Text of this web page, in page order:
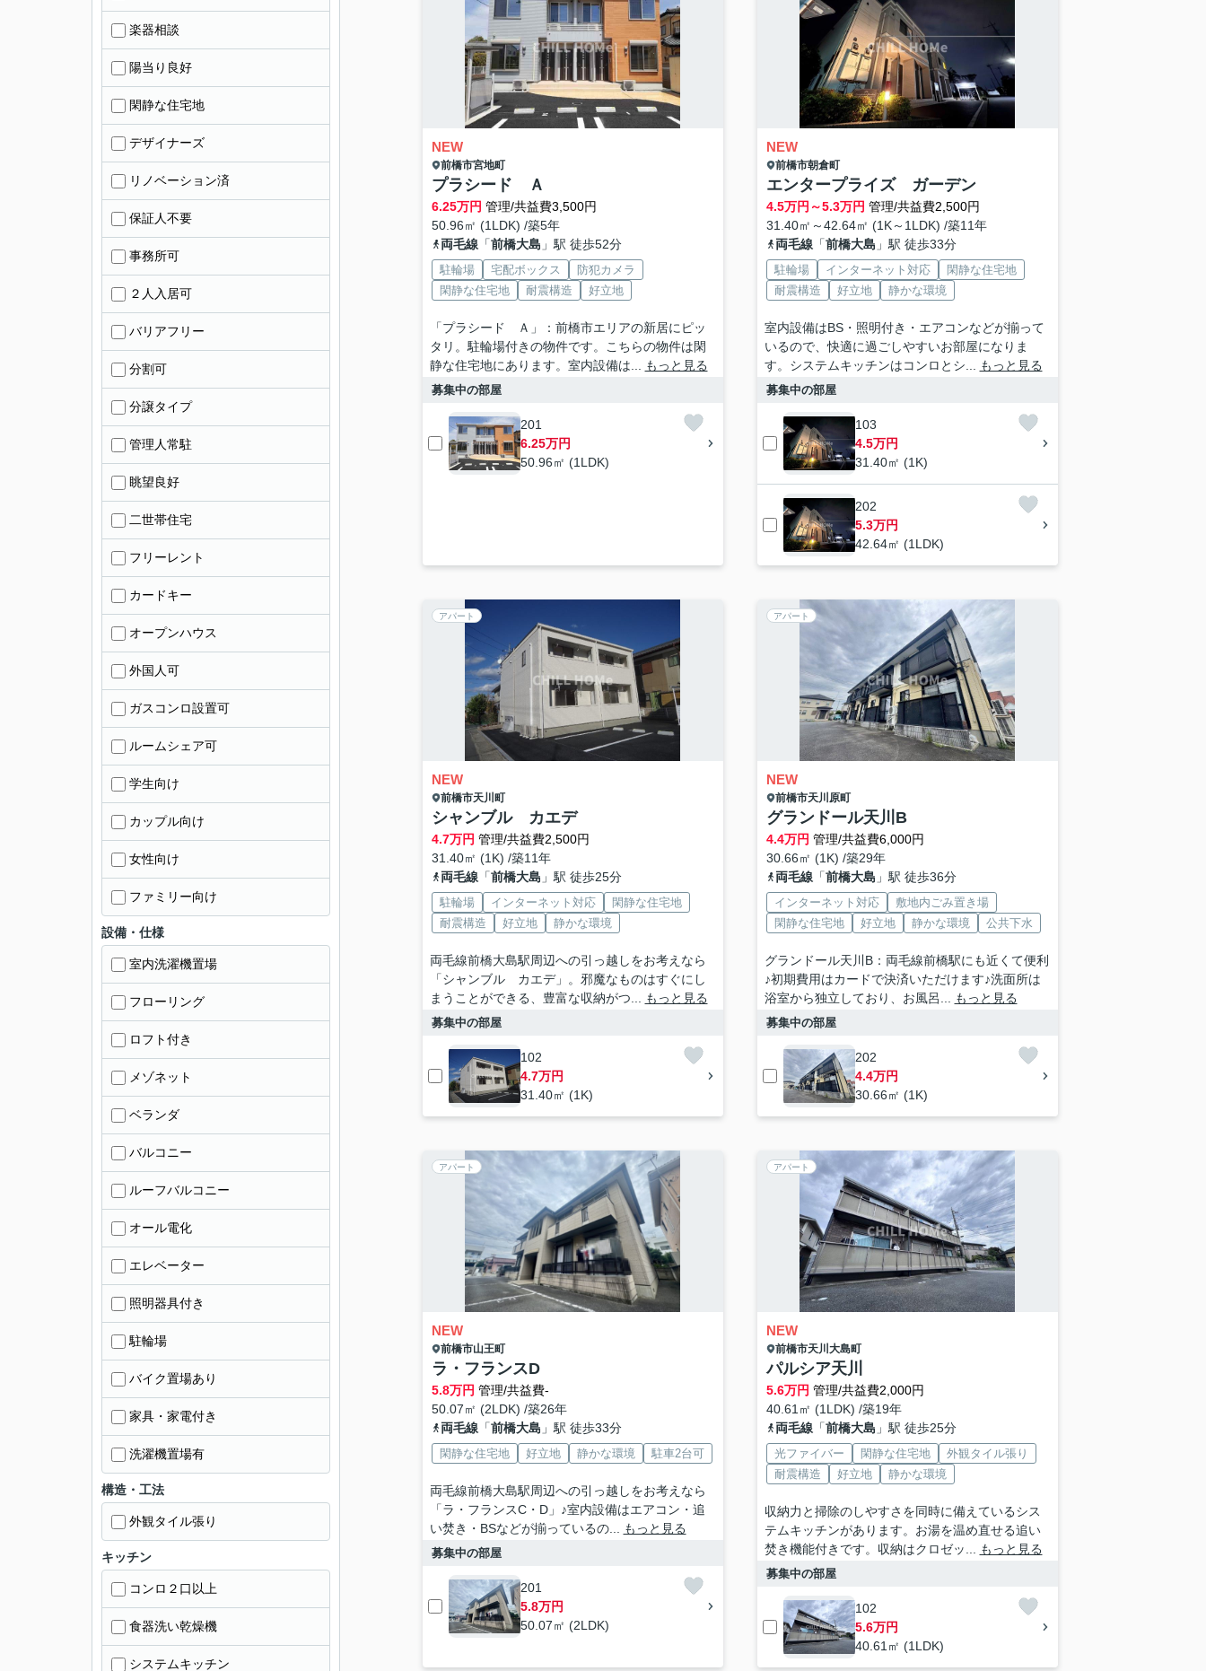
NEW
前橋市宮地町
プラシード Ａ
6.25万円 管理/共益費3,500円
50.96㎡ (1LDK) /築5年
両毛線「前橋大島 」駅 徒歩52分
駐輪場 宅配ボックス
防犯カメラ
閑静な住宅地
耐震構造 好立地
「プラシード Ａ」：前橋市エリアの新居にピッ
タリ。駐輪場付きの物件です。こちらの物件は閑
静な住宅地にあります。室内設備は...
もっと見る
募集中の部屋
201
6.25万円
50.96㎡ (1LDK)
NEW
前橋市朝倉町
エンタープライズ ガーデン
4.5万円～5.3万円 管理/共益費2,500円
31.40㎡～42.64㎡ (1K～1LDK) /築11年
両毛線「前橋大島 」駅 徒歩33分
駐輪場 インターネット対応
閑静な住宅地
耐震構造
好立地 静かな環境
室内設備はBS・照明付き・エアコンなどが揃って
いるので、快適に過ごしやすいお部屋になりま
す。システムキッチンはコンロとシ...
もっと見る
募集中の部屋
103
4.5万円
31.40㎡ (1K)
202
5.3万円
42.64㎡ (1LDK)
アパート
NEW
前橋市天川町
シャンブル カエデ
4.7万円 管理/共益費2,500円
31.40㎡ (1K) /築11年
両毛線「前橋大島 」駅 徒歩25分
駐輪場 インターネット対応
閑静な住宅地
耐震構造
好立地 静かな環境
両毛線前橋大島駅周辺への引っ越しをお考えなら
「シャンブル カエデ」。邪魔なものはすぐにし
まうことができる、豊富な収納がつ...
もっと見る
募集中の部屋
102
4.7万円
31.40㎡ (1K)
アパート
NEW
前橋市天川原町
グランドール天川B
4.4万円 管理/共益費6,000円
30.66㎡ (1K) /築29年
両毛線「前橋大島 」駅 徒歩36分
インターネット対応
敷地内ごみ置き場
閑静な住宅地
好立地 静かな環境 公共下水
グランドール天川B：両毛線前橋駅にも近くて便利
♪初期費用はカードで決済いただけます♪洗面所は
浴室から独立しており、お風呂...
もっと見る
募集中の部屋
202
4.4万円
30.66㎡ (1K)
アパート
NEW
前橋市山王町
ラ・フランスD
5.8万円 管理/共益費-
50.07㎡ (2LDK) /築26年
両毛線「前橋大島 」駅 徒歩33分
閑静な住宅地 好立地 静かな環境 駐車2台可
両毛線前橋大島駅周辺への引っ越しをお考えなら
「ラ・フランスC・D」♪室内設備はエアコン・追
い焚き・BSなどが揃っているの...
もっと見る
募集中の部屋
201
5.8万円
50.07㎡ (2LDK)
アパート
NEW
前橋市天川大島町
パルシア天川
5.6万円 管理/共益費2,000円
40.61㎡ (1LDK) /築19年
両毛線「前橋大島 」駅 徒歩25分
光ファイバー 閑静な住宅地
外観タイル張り
耐震構造
好立地 静かな環境
収納力と掃除のしやすさを同時に備えているシス
テムキッチンがあります。お湯を温め直せる追い
焚き機能付きです。収納はクロゼッ...
もっと見る
募集中の部屋
102
5.6万円
40.61㎡ (1LDK)
楽器相談
陽当り良好
閑静な住宅地
デザイナーズ
リノベーション済
保証人不要
事務所可
２人入居可
バリアフリー
分割可
分譲タイプ
管理人常駐
眺望良好
二世帯住宅
フリーレント
カードキー
オープンハウス
外国人可
ガスコンロ設置可
ルームシェア可
学生向け
カップル向け
女性向け
ファミリー向け
設備・仕様
室内洗濯機置場
フローリング
ロフト付き
メゾネット
ベランダ
バルコニー
ルーフバルコニー
オール電化
エレベーター
照明器具付き
駐輪場
バイク置場あり
家具・家電付き
洗濯機置場有
構造・工法
外観タイル張り
キッチン
コンロ２口以上
食器洗い乾燥機
システムキッチン